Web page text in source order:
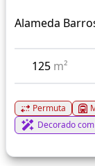
Alameda
125 m²
Permuta
Decorado